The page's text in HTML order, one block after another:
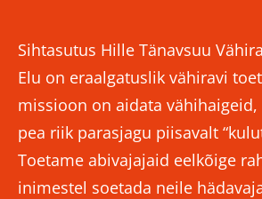
Sihtasutus Hille Tänavsuu
Elu on eraalgatuslik vähiravi
missioon on aidata
pea riik parasjagu piisavalt
Toetame abivajajaid eelkõige
inimestel soetada neile